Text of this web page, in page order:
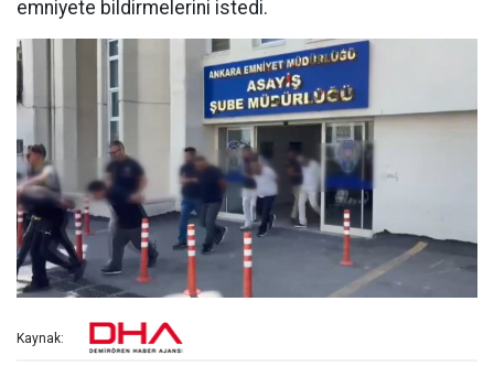
emniyete bildirmelerini istedi.
Kaynak: